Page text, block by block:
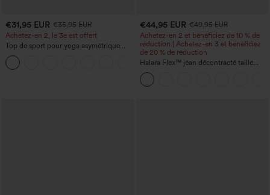
€31,95 EUR €35,95 EUR
Achetez-en 2, le 3e est offert
Top de sport pour yoga asymétrique
(une épaule) à manches longues avec
ouverture pour le pouce, ourlet arrondi
haut-bas, séchage rapide, soutien-gorge
+3
€44,95 EUR €49,95 EUR
Achetez-en 2 et bénéficiez de 10 % de
réduction | Achetez-en 3 et bénéficiez
de 20 % de réduction
Halara Flex™ jean décontracté taille
haute, large, avec poches, ourlet
retroussé et effet délavé